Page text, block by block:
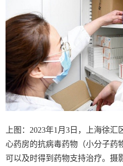
上图：2023年1月3日，上海徐
心药房的抗病毒药物（小分子药
可以及时得到药物支持治疗。摄